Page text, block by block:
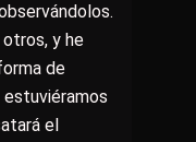
y he
de
el